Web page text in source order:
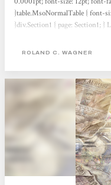
}table.MsoNormalTable { font-
}div.Section1 { page: Section1;
écrivains. Je me souviens de
qui commençait par
ROLAND C. WAGNER